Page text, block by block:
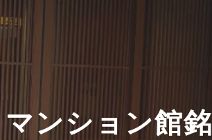
沿革
ンション館銘